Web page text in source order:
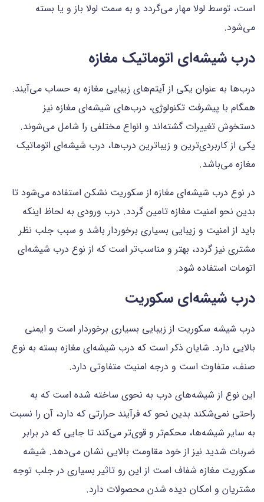
است، توسط لولا مهار می‌گردد و به سمت لولا باز و یا بسته
می‌شود.
درب شیشه‌ای اتوماتیک مغازه
درب‌ها به عنوان یکی از آیتم‌های زیبایی مغازه به حساب می‌آیند.
همگام با پیشرفت تکنولوژی، درب‌های شیشه‌ای مغازه نیز
دستخوش تغییرات گشته‌اند و انواع مختلفی را شامل می‌شوند.
یکی از کاربردی‌ترین و زیباترین درب‌ها، درب‌ شیشه‌ای اتوماتیک
مغازه می‌باشد.
در نوع درب شیشه‌ای مغازه از سکوریت نشکن استفاده می‌شود تا
بدین نحو امنیت مغازه تامین گردد. درب ورودی به لحاظ اینکه
باید از امنیت و زیبایی بسیاری برخوردار باشد و سبب جلب نظر
مشتری نیز گردد، بهتر و مناسب‌تر است که از نوع درب شیشه‌ای
اتومات استفاده شود.
درب شیشه‌ای سکوریت
درب شیشه سکوریت از زیبایی بسیاری برخوردار است و ایمنی
بالایی دارد. شایان ذکر است که درب شیشه‌ای مغازه بسته به نوع
صنف، متفاوت است و درجه امنیت متفاوتی دارد.
این نوع از شیشه‌های درب به نحوی ساخته شده است که به
راحتی نمی‌شکند بدین نحو که فرآیند حرارتی که دارد، آن را نسبت
به سایر شیشه‌ها، محکم‌تر و قوی‌تر می‌کند تا جایی که در برابر
ضربات شدید نیز از خود مقاومت بالایی نشان می‌دهد. شیشه
سکوریت مغازه شفاف است از این رو تاثیر بسیاری در جلب توجه
مشتریان و امکان دیده شدن محصولات دارد.